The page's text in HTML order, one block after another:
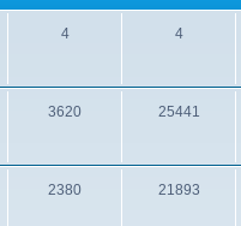
4 4
3620 25441
2380 21893